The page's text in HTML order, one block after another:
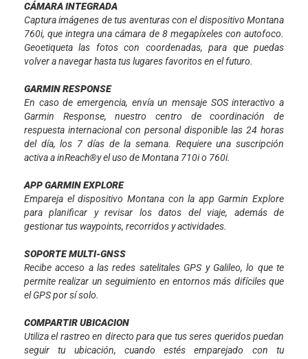
CÁMARA INTEGRADA
Captura imágenes de tus aventuras con el dispositivo Montana
760i, que integra una cámara de 8 megapíxeles con autofoco.
Geoetiqueta las fotos con coordenadas, para que puedas
volver a navegar hasta tus lugares favoritos en el futuro.
GARMIN RESPONSE
En caso de emergencia, envía un mensaje SOS interactivo a
Garmin Response, nuestro centro de coordinación de
respuesta internacional con personal disponible las 24 horas
del día, los 7 días de la semana. Requiere una suscripción
activa a inReach®y el uso de Montana 710i o 760i.
APP GARMIN EXPLORE
Empareja el dispositivo Montana con la app Garmin Explore
para planificar y revisar los datos del viaje, además de
gestionar tus waypoints, recorridos y actividades.
SOPORTE MULTI-GNSS
Recibe acceso a las redes satelitales GPS y Galileo, lo que te
permite realizar un seguimiento en entornos más difíciles que
el GPS por sí solo.
COMPARTIR UBICACION
Utiliza el rastreo en directo para que tus seres queridos puedan
seguir tu ubicación, cuando estés emparejado con tu